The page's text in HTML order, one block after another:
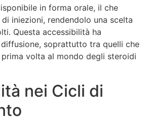
in forma orale, il che
iniezioni, rendendolo una scelta
Questa accessibilità ha
soprattutto tra quelli che
volta al mondo degli steroidi
nei Cicli di